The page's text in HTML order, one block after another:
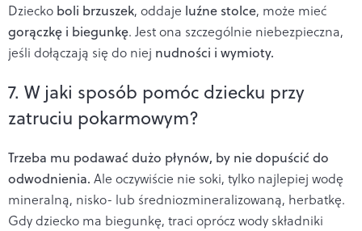
Dziecko boli brzuszek, oddaje luźne stolce, może mieć
gorączkę i biegunkę. Jest ona szczególnie niebezpieczna,
jeśli dołączają się do niej nudności i wymioty.
7. W jaki sposób pomóc dziecku przy
zatruciu pokarmowym?
Trzeba mu podawać dużo płynów, by nie dopuścić do
odwodnienia. Ale oczywiście nie soki, tylko najlepiej wodę
mineralną, nisko- lub średniozmineralizowaną, herbatkę.
Gdy dziecko ma biegunkę, traci oprócz wody składniki